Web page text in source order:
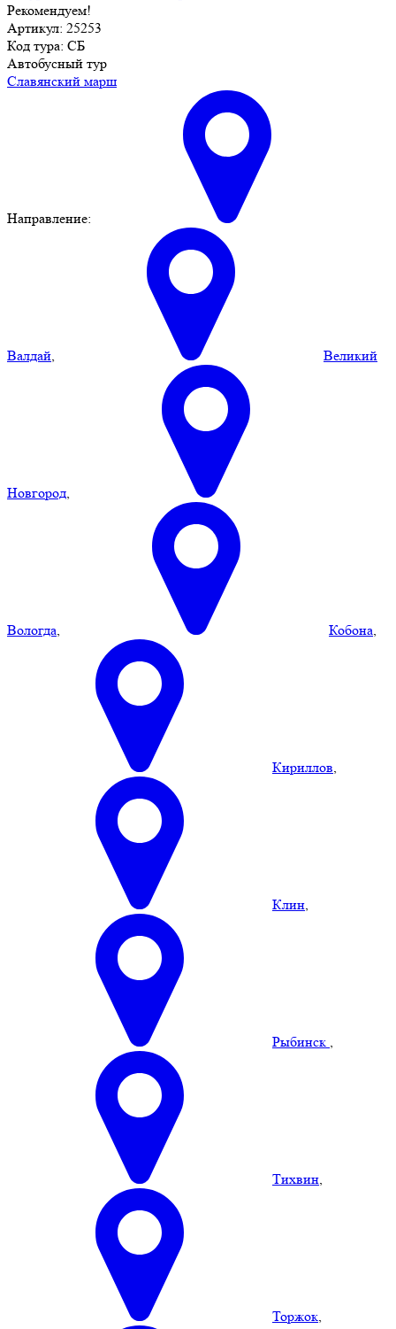
Рекомендуем!
Артикул: 25253
Код тура: СБ
Автобусный тур
Славянский марш
Направление:
Валдай Великий
Новгород
Вологда Кобона
Кириллов
Клин
Рыбинск
Тихвин
Торжок